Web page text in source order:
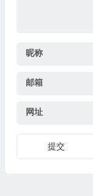
昵称
邮箱
网址
提交